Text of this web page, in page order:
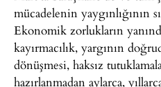
mücadelenin yaygınlığının
Ekonomik zorlukların
kayırmacılık, yargının
dönüşmesi, haksız
hazırlanmadan aylarca,